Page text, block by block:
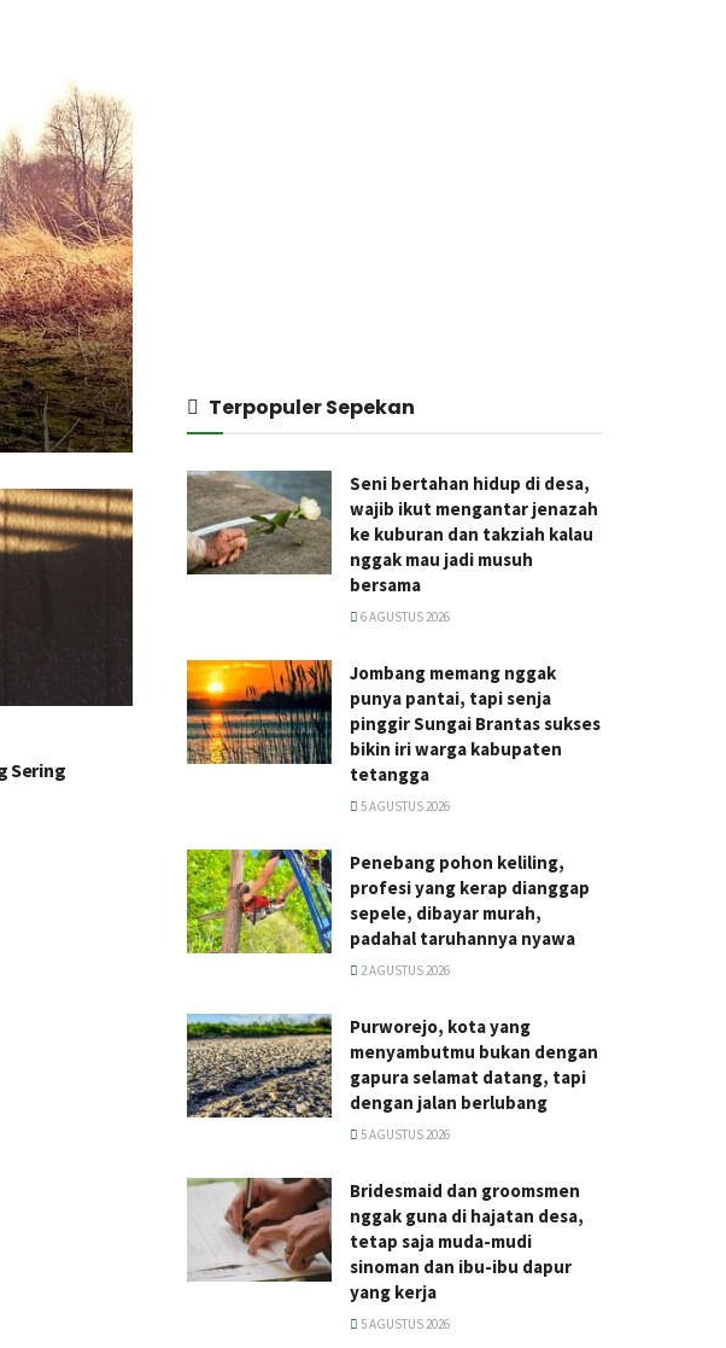
Sering
Terpopuler Sepekan
Seni bertahan hidup di desa,
wajib ikut mengantar jenazah
ke kuburan dan takziah kalau
nggak mau jadi musuh
bersama
6 AGUSTUS 2026
Jombang memang nggak
punya pantai, tapi senja
pinggir Sungai Brantas sukses
bikin iri warga kabupaten
tetangga
5 AGUSTUS 2026
Penebang pohon keliling,
profesi yang kerap dianggap
sepele, dibayar murah,
padahal taruhannya nyawa
2 AGUSTUS 2026
Purworejo, kota yang
menyambutmu bukan dengan
gapura selamat datang, tapi
dengan jalan berlubang
5 AGUSTUS 2026
Bridesmaid dan groomsmen
nggak guna di hajatan desa,
tetap saja muda-mudi
sinoman dan ibu-ibu dapur
yang kerja
5 AGUSTUS 2026